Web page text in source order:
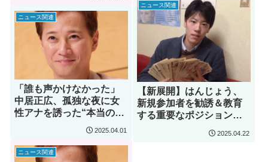
ニュース関連
【新展開】はんじょう、
新規参加者を勧誘＆教育
する重要なポジションだ
2025.04.22
ニュース関連
「誰も声かけなかった」
中居正広、孤独な夜に女
性アナを誘った“本当の動
2025.04.01
ニュース関連